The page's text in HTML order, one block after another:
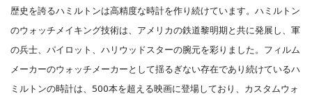
歴史を誇るハミルトンは高精度な時計を作り続けています。ハミルトン
のウォッチメイキング技術は、アメリカの鉄道黎明期と共に発展し、軍
の兵士、パイロット、ハリウッドスターの腕元を彩りました。フィルム
メーカーのウォッチメーカーとして揺るぎない存在であり続けているハ
ミルトンの時計は、500本を超える映画に登場しており、カスタムウォ